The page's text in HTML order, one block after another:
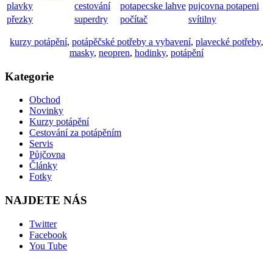
plavky
cestování potapecske lahve pujcovna potapeni
přezky
superdry počítač svítilny
kurzy potápění, potápěčské potřeby a vybavení, plavecké potřeby,
masky, neopren, hodinky, potápění
Kategorie
Obchod
Novinky
Kurzy potápění
Cestování za potápěním
Servis
Půjčovna
Články
Fotky
NAJDETE NÁS
Twitter
Facebook
You Tube